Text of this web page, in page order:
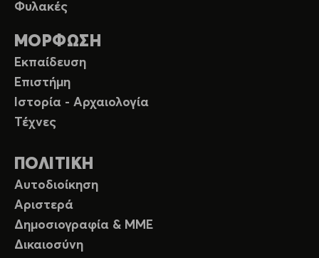
Φυλακές
ΜΟΡΦΩΣΗ
Εκπαίδευση
Επιστήμη
Ιστορία - Αρχαιολογία
Τέχνες
ΠΟΛΙΤΙΚΗ
Αυτοδιοίκηση
Αριστερά
Δημοσιογραφία & ΜΜΕ
Δικαιοσύνη